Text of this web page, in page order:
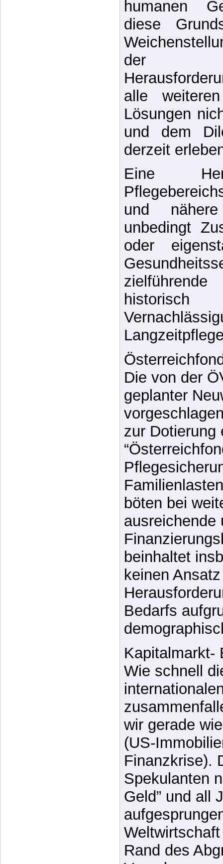
zur
humanen
diese
der
alle
Lösungen
und dem
derzeit
Eine
und
unbedingt
oder
Die von der
geplanter
zur Dotierung
böten bei
ausreichende
beinhaltet
keinen
Bedarfs
Kapitalmarkt-
Wie schnell
wir gerade
(US-
Finanzkrise).
Spekulanten
Geld” und all